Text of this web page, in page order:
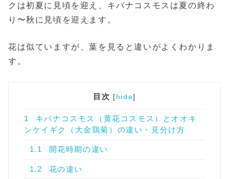
クは初夏に見頃を迎え、キバナコスモスは夏の終わ
り〜秋に見頃を迎えます。
花は似ていますが、葉を見ると違いがよくわかりま
す。
目次 [ hide]
1
キバナコスモス（黄花コスモス）とオオキ
ンケイギク（大金鶏菊）の違い・見分け方
1.1 開花時期の違い
1.2 花の違い